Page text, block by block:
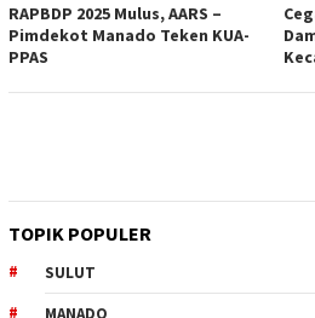
RAPBDP 2025 Mulus, AARS –
Pimdekot Manado Teken KUA-
PPAS
TOPIK POPULER
SULUT
MANADO